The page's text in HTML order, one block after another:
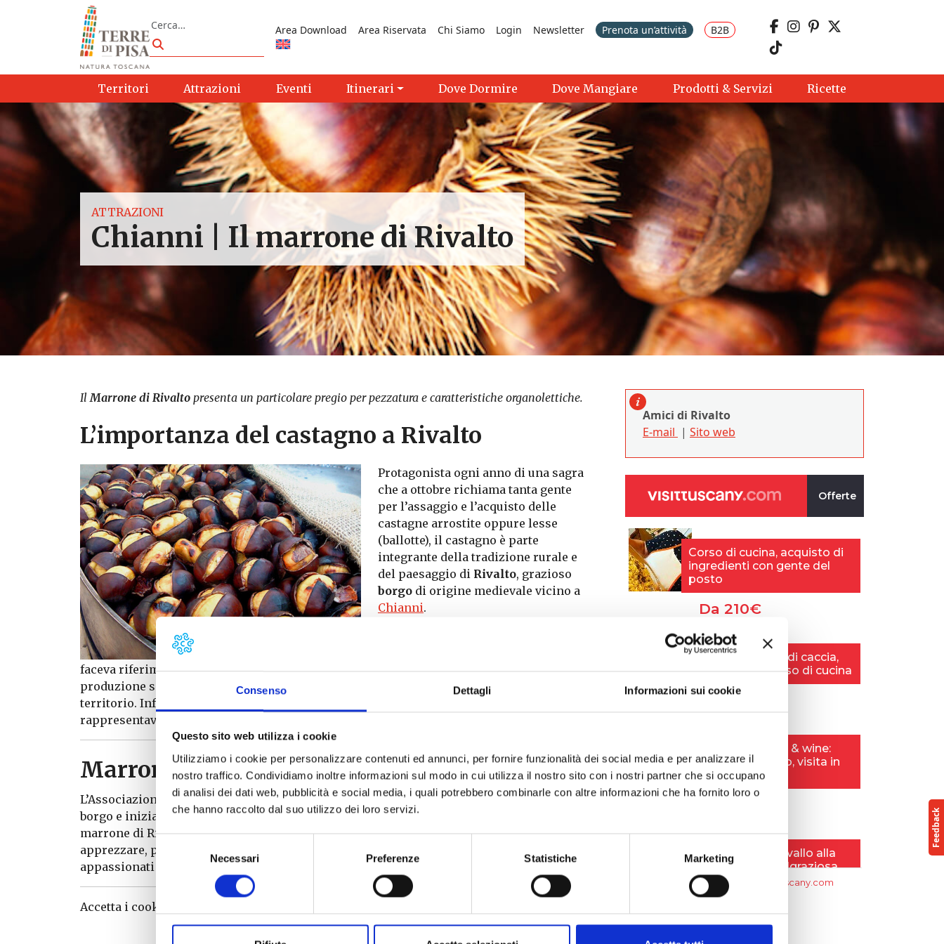
Consenso Dettagli Informazioni sui cookie
Questo sito web utilizza i cookie
Utilizziamo i cookie per personalizzare contenuti ed annunci, per fornire funzionalità dei social media e per analizzare il
nostro traffico. Condividiamo inoltre informazioni sul modo in cui utilizza il nostro sito con i nostri partner che si occupano
di analisi dei dati web, pubblicità e social media, i quali potrebbero combinarle con altre informazioni che ha fornito loro o
che hanno raccolto dal suo utilizzo dei loro servizi.
Necessari Preferenze Statistiche Marketing
Vai al contenuto
Cerca
Cerca
Area Download Area Riservata Chi Siamo Login Newsletter Prenota un’attività B2B
Territori Attrazioni Eventi Itinerari Dove Dormire Dove Mangiare Prodotti & Servizi Ricette
ATTRAZIONI
Chianni | Il marrone di Rivalto
IlMarrone di Rivalto presenta un particolare pregio per pezzatura e caratteristiche organolettiche.
L’importanza del castagno a Rivalto
Protagonista ogni anno di una sagra
che a ottobre richiama tanta gente
per l’assaggio e l’acquisto delle
castagne arrostite oppure lesse
(ballotte), il castagno è parte
integrante della tradizione rurale e
del paesaggio di Rivalto, grazioso
borgo di origine medievale vicino a
Chianni.
faceva riferimento alla loro importanza, dato che consentivano di supplire, grazie alla
produzione significativa di farina di castagne, alla scarsa produzione di cereali del
territorio. Infatti, fino a metà Ottocento la
rappresentava la caratteristica prevalente del paesaggio.
Marrone di Rivalto, eccellenza del territorio
L’Associazione Amici di Rivalto è impegnata a rilanciare il marrone per dare un futuro al
borgo e iniziare un percorso per richiedere la DOC, come il Marrone del Mugello. Il
marrone di Rivalto è una delle piccole eccellenze del territorio che, se valorizzato e fatto
apprezzare, può diventare una integrazione importante al reddito di imprese agricole e
appassionati e un ottimo veicolo di promozione per il territorio.
Accetta i cookie
Amici di Rivalto
E-mail | Sito web